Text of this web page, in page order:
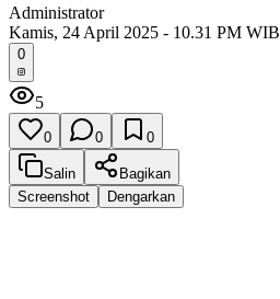
Administrator
Kamis, 24 April 2025 - 10.31 PM WIB
0
5
0 0 0
Salin
Bagikan
Screenshot
Dengarkan